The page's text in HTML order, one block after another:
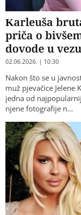
Karleuša
priča o
dovode u
02.06.2026. | 10:30
Nakon što se u
muž pjevačice Jelene
jedna od
njene fotografije n…